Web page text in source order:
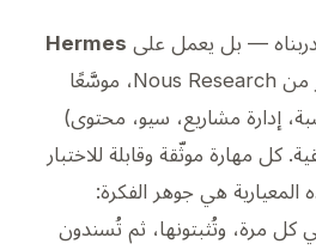
Hermes
مفتوح المصدر من Nous Research، موسَّعًا
إدارة مشاريع، سيو، محتوى)
كل مهارة موثّقة وقابلة للاختبار
هي جوهر الفكرة:
كل مرة، وتُثبتونها، ثم تُسندون